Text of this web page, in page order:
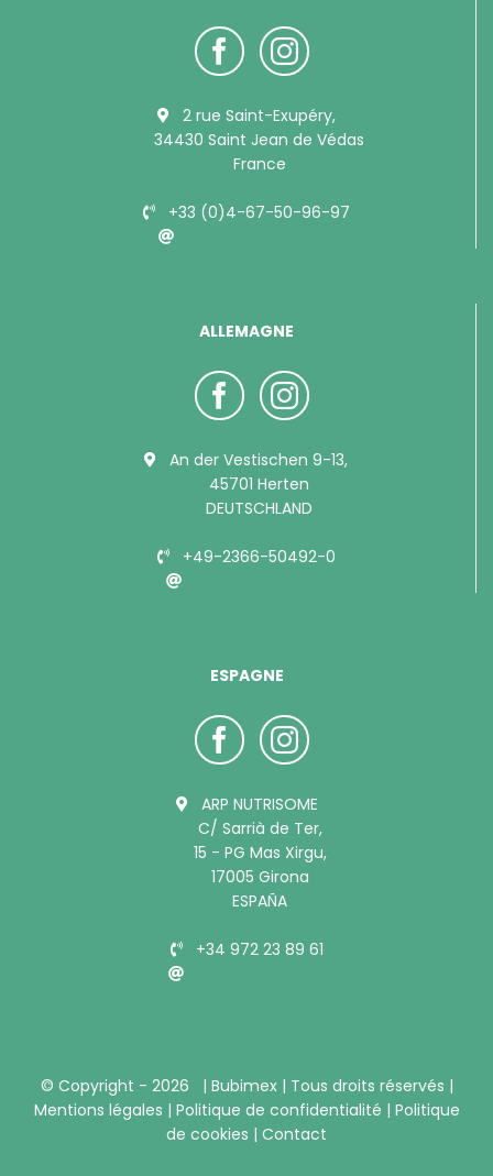
2 rue Saint-Exupéry,
34430 Saint Jean de Védas
France
+33 (0)4-67-50-96-97
ALLEMAGNE
An der Vestischen 9-13,
45701 Herten
DEUTSCHLAND
+49-2366-50492-0
ESPAGNE
ARP NUTRISOME
C/ Sarrià de Ter,
15 - PG Mas Xirgu,
17005 Girona
ESPAÑA
+34 972 23 89 61
© Copyright - 2026 | Bubimex | Tous droits réservés |
Mentions légales | Politique de confidentialité | Politique
de cookies | Contact